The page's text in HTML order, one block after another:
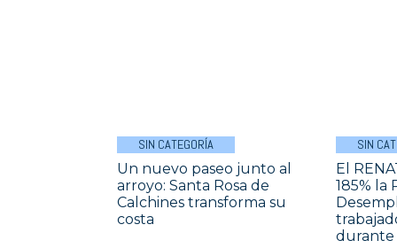
SIN CATEGORÍA
Un nuevo paseo junto al
arroyo: Santa Rosa de
Calchines transforma su
costa
SIN
El
185% la
durante